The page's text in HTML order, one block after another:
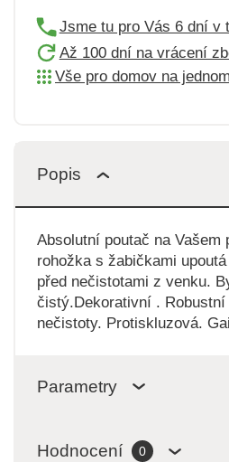
Jsme tu pro Vás 6 dní v
Až 100 dní na vrácení
Vše pro domov na
Popis
Absolutní poutač na Vašem
rohožka s žabičkami
před nečistotami z venku.
čistý.Dekorativní .
nečistoty. Protiskluzová.
Parametry
Hodnocení 0